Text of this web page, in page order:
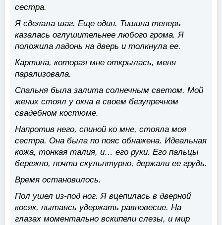
сестра.
Я сделала шаг. Еще один. Тишина теперь
казалась оглушительнее любого грома. Я
положила ладонь на дверь и толкнула ее.
Картина, которая мне открылась, меня
парализовала.
Спальня была залита солнечным светом. Мой
жених стоял у окна в своем безупречном
свадебном костюме.
Напротив него, спиной ко мне, стояла моя
сестра. Она была по пояс обнажена. Идеальная
кожа, тонкая талия, и… его руки. Его пальцы
бережно, почти скульптурно, держали ее грудь.
Время остановилось.
Пол ушел из-под ног. Я вцепилась в дверной
косяк, пытаясь удержать равновесие. На
глазах моментально вскипели слезы, и мир